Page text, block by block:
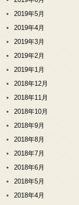
2019年5月
2019年4月
2019年3月
2019年2月
2019年1月
2018年12月
2018年11月
2018年10月
2018年9月
2018年8月
2018年7月
2018年6月
2018年5月
2018年4月